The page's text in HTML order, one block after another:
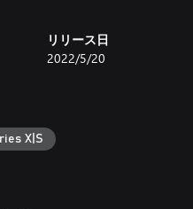
・チューン
雰囲気でキャッチーなトラ
スタルジアを追体験!
リリース日
2022/5/20
X|S